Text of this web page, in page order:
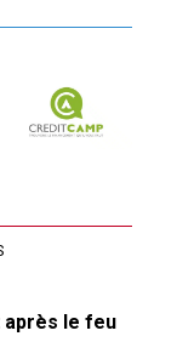
après le feu